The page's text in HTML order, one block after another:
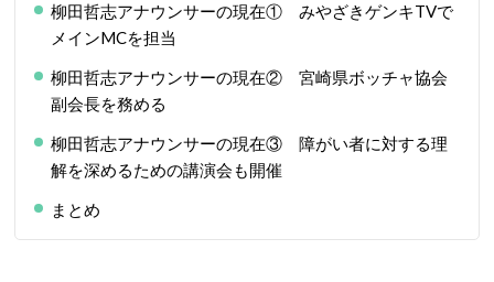
柳田哲志アナウンサーの現在① みやざきゲンキTVで
メインMCを担当
柳田哲志アナウンサーの現在② 宮崎県ボッチャ協会
副会長を務める
柳田哲志アナウンサーの現在③ 障がい者に対する理
解を深めるための講演会も開催
まとめ